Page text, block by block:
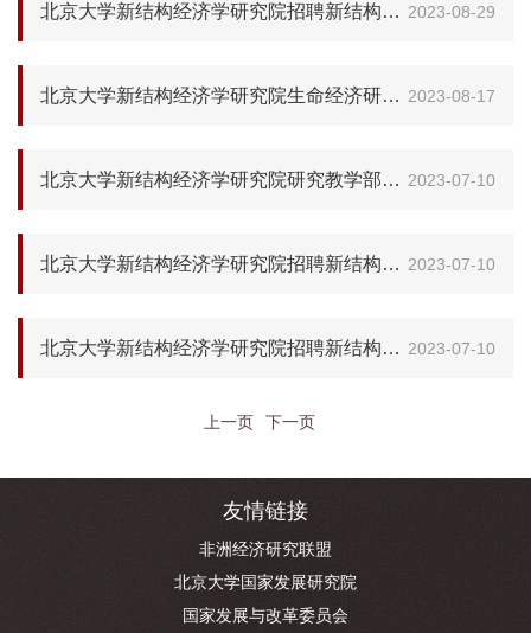
2023-08-29
北京大学新结构经济学研究院招聘新结构城市和区域经济学学科建设博士后
2023-08-17
北京大学新结构经济学研究院生命经济研究项目组招聘特聘研究员与研究专员
2023-07-10
北京大学新结构经济学研究院研究教学部招聘研究人员
2023-07-10
北京大学新结构经济学研究院招聘新结构环境经济学学科建设博士后
2023-07-10
北京大学新结构经济学研究院招聘新结构金融学学科建设博士后
上一页 下一页
友情链接
非洲经济研究联盟
北京大学国家发展研究院
国家发展与改革委员会